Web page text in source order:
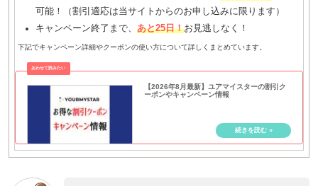
可能！（割引適応は当サイトからのお申し込みに限ります）
キャンペーン終了まで、 あと25日！お見逃しなく！
下記でキャンペーン詳細やクーポンの使い方について詳しくまとめています。
【2026年8月最新】ユアマイスターの割引ク
ーポンやキャンペーン情報